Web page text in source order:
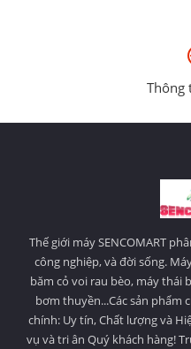
Thông
Thế giới máy SENCOMART
công nghiệp, và đời sống.
băm cỏ voi rau bèo, máy thái
bơm thuyền...Các sản phẩm
chính: Uy tín, Chất lượng và
vụ và tri ân Quý khách hàng!